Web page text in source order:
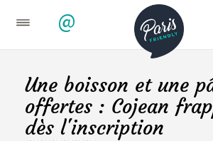
@
Une boisson et une
offertes : Cojean
dès l'inscription